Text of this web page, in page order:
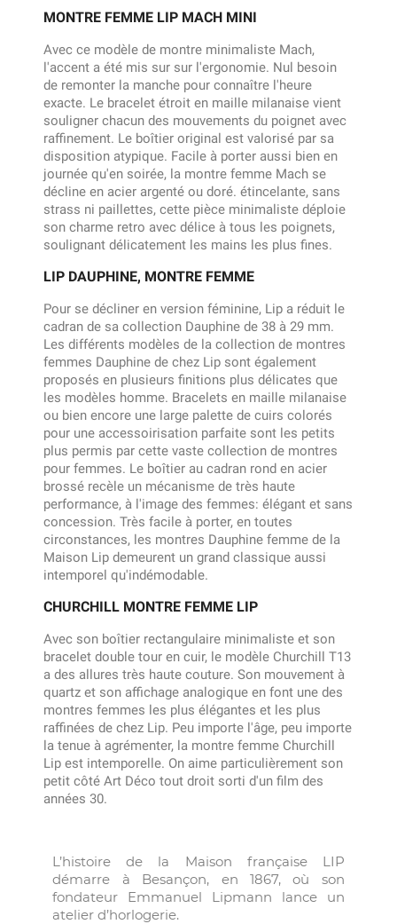
MONTRE FEMME LIP MACH MINI
Avec ce modèle de montre minimaliste Mach,
l'accent a été mis sur sur l'ergonomie. Nul besoin
de remonter la manche pour connaître l'heure
exacte. Le bracelet étroit en maille milanaise vient
souligner chacun des mouvements du poignet avec
raffinement. Le boîtier original est valorisé par sa
disposition atypique. Facile à porter aussi bien en
journée qu'en soirée, la montre femme Mach se
décline en acier argenté ou doré. étincelante, sans
strass ni paillettes, cette pièce minimaliste déploie
son charme retro avec délice à tous les poignets,
soulignant délicatement les mains les plus fines.
LIP DAUPHINE, MONTRE FEMME
Pour se décliner en version féminine, Lip a réduit le
cadran de sa collection Dauphine de 38 à 29 mm.
Les différents modèles de la collection de montres
femmes Dauphine de chez Lip sont également
proposés en plusieurs finitions plus délicates que
les modèles homme. Bracelets en maille milanaise
ou bien encore une large palette de cuirs colorés
pour une accessoirisation parfaite sont les petits
plus permis par cette vaste collection de montres
pour femmes. Le boîtier au cadran rond en acier
brossé recèle un mécanisme de très haute
performance, à l'image des femmes: élégant et sans
concession. Très facile à porter, en toutes
circonstances, les montres Dauphine femme de la
Maison Lip demeurent un grand classique aussi
intemporel qu'indémodable.
CHURCHILL MONTRE FEMME LIP
Avec son boîtier rectangulaire minimaliste et son
bracelet double tour en cuir, le modèle Churchill T13
a des allures très haute couture. Son mouvement à
quartz et son affichage analogique en font une des
montres femmes les plus élégantes et les plus
raffinées de chez Lip. Peu importe l'âge, peu importe
la tenue à agrémenter, la montre femme Churchill
Lip est intemporelle. On aime particulièrement son
petit côté Art Déco tout droit sorti d'un film des
années 30.
L’histoire de la Maison française LIP
démarre à Besançon, en 1867, où son
fondateur Emmanuel Lipmann lance un
atelier d’horlogerie.